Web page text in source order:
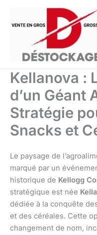
contenu
Kellanova :
d’un Géant
Stratégie
Snacks et
Le paysage de
marqué par un
historique de Kellogg
stratégique est née
dédiée à la conquête
et des céréales. Cette
changement de nom,